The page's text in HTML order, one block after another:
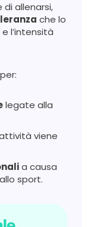
allenarsi,
che lo
l’intensità
legate alla
viene
a causa
sport.